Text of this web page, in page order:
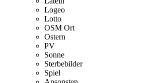
Logeo
Lotto
OSM Ort
Ostern
PV
Sonne
Sterbebilder
Spiel